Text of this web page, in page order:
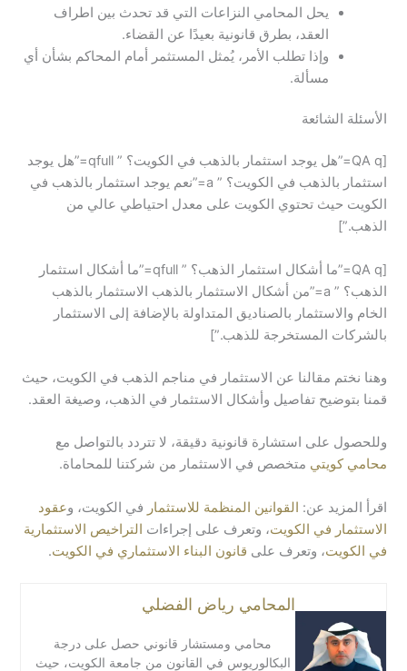
يحل المحامي النزاعات التي قد تحدث بين اطراف
العقد، بطرق قانونية بعيدًا عن القضاء.
وإذا تطلب الأمر، يُمثل المستثمر أمام المحاكم بشأن أي
مسألة.
الأسئلة الشائعة
[QA q=”هل يوجد استثمار بالذهب في الكويت؟ ” qfull=”هل يوجد
استثمار بالذهب في الكويت؟ ” a=”نعم يوجد استثمار بالذهب في
الكويت حيث تحتوي الكويت على معدل احتياطي عالي من
الذهب.”]
[QA q=”ما أشكال استثمار الذهب؟ ” qfull=”ما أشكال استثمار
الذهب؟ ” a=”من أشكال الاستثمار بالذهب الاستثمار بالذهب
الخام والاستثمار بالصناديق المتداولة بالإضافة إلى الاستثمار
بالشركات المستخرجة للذهب.”]
وهنا نختم مقالنا عن الاستثمار في مناجم الذهب في الكويت، حيث
قمنا بتوضيح تفاصيل وأشكال الاستثمار في الذهب، وصيغة العقد.
وللحصول على استشارة قانونية دقيقة، لا تتردد بالتواصل مع
محامي كويتي متخصص في الاستثمار من شركتنا للمحاماة.
اقرأ المزيد عن: القوانين المنظمة للاستثمار في الكويت، وعقود
الاستثمار في الكويت، وتعرف على إجراءات التراخيص الاستثمارية
في الكويت، وتعرف على قانون البناء الاستثماري في الكويت.
المحامي رياض الفضلي
محامي ومستشار قانوني حصل على درجة
البكالوريوس في القانون من جامعة الكويت، حيث